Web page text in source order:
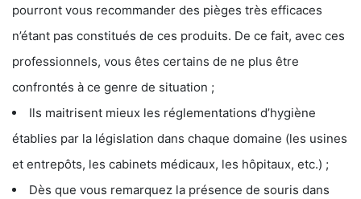
pourront vous recommander des pièges très efficaces
n’étant pas constitués de ces produits. De ce fait, avec ces
professionnels, vous êtes certains de ne plus être
confrontés à ce genre de situation ;
Ils maitrisent mieux les réglementations d’hygiène
établies par la législation dans chaque domaine (les usines
et entrepôts, les cabinets médicaux, les hôpitaux, etc.) ;
Dès que vous remarquez la présence de souris dans